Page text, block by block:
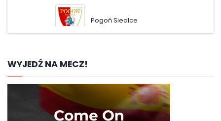
Pogoń Siedlce
WYJEDŹ NA MECZ!